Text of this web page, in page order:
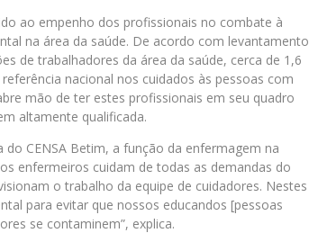
ao empenho dos profissionais no combate à
na área da saúde. De acordo com levantamento
de trabalhadores da área da saúde, cerca de 1,6
nacional nos cuidados às pessoas com
mão de ter estes profissionais em seu quadro
altamente qualificada.
CENSA Betim, a função da enfermagem na
enfermeiros cuidam de todas as demandas do
o trabalho da equipe de cuidadores. Nestes
para evitar que nossos educandos [pessoas
se contaminem”, explica.